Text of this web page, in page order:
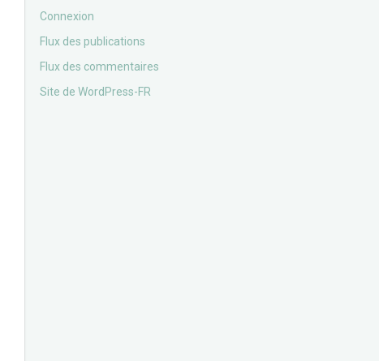
Connexion
Flux des publications
Flux des commentaires
Site de WordPress-FR